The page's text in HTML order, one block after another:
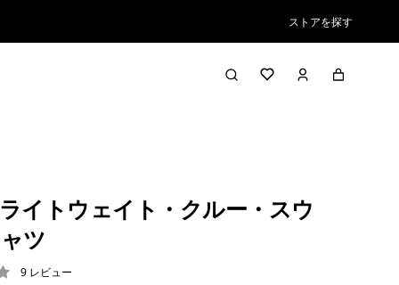
ストアを探す
イトウェイト・クルー・スウ
ツ
/ 5
9 レビュー